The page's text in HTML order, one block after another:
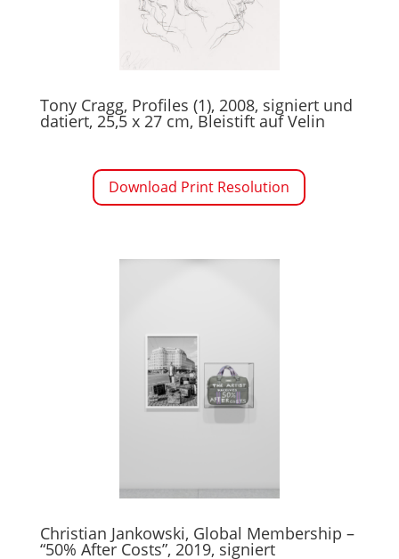
Tony Cragg, Profiles (1), 2008, signiert und
datiert, 25,5 x 27 cm, Bleistift auf Velin
Download Print Resolution
Christian Jankowski, Global Membership –
“50% After Costs”, 2019, signiert